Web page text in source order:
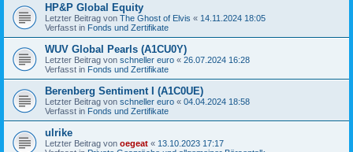
HP&P Global Equity
Letzter Beitrag von The Ghost of Elvis « 14.11.2024 18:05
Verfasst in Fonds und Zertifikate
WUV Global Pearls (A1CU0Y)
Letzter Beitrag von schneller euro « 26.07.2024 16:28
Verfasst in Fonds und Zertifikate
Berenberg Sentiment I (A1C0UE)
Letzter Beitrag von schneller euro « 04.04.2024 18:58
Verfasst in Fonds und Zertifikate
ulrike
Letzter Beitrag von oegeat « 13.10.2023 17:17